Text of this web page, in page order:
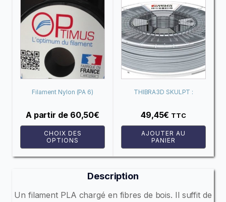
produit
Filament Nylon (PA 6)
Optimus
A partir de 60,50€
CHOIX DES
OPTIONS
produit
a
plusieurs
variations.
Les
options
peuvent
choisies
sur
page
THIBRA3D SKULPT :
filament modelable
49,45€ TTC
AJOUTER AU
PANIER
Description
Un filament PLA chargé en fibres de bois. Il suffit de